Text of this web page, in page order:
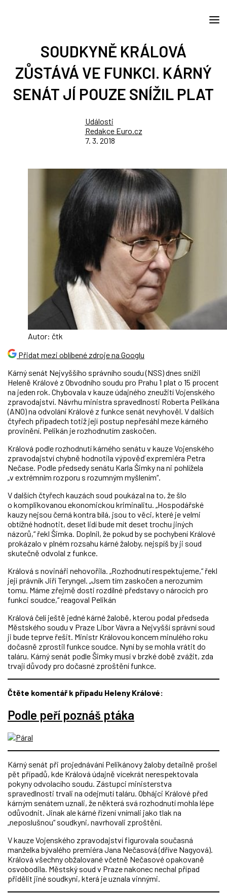
SOUDKYNĚ KRÁLOVÁ
ZŮSTÁVÁ VE FUNKCI. KÁRNÝ
SENÁT JÍ POUZE SNÍŽIL PLAT
Události
Redakce Euro.cz
7. 3. 2018
Autor: čtk
Přidat mezi oblíbené zdroje na Googlu
Kárný senát Nejvyššího správního soudu (NSS) dnes snížil
Heleně Králové z Obvodního soudu pro Prahu 1 plat o 15 procent
na jeden rok. Chybovala v kauze údajného zneužití Vojenského
zpravodajství. Návrhu ministra spravedlnosti Roberta Pelikána
(ANO) na odvolání Králové z funkce senát nevyhověl. V dalších
čtyřech případech totiž její postup nepřesáhl meze kárného
provinění. Pelikán je rozhodnutím zaskočen.
Králová podle rozhodnutí kárného senátu v kauze Vojenského
zpravodajství chybně hodnotila výpověď expremiéra Petra
Nečase. Podle předsedy senátu Karla Šimky na ni pohlížela
„v extrémním rozporu s rozumným myšlením“.
V dalších čtyřech kauzách soud poukázal na to, že šlo
o komplikovanou ekonomickou kriminalitu. „Hospodářské
kauzy nejsou černá kontra bílá, jsou to věci, které je velmi
obtížné hodnotit, deset lidí bude mít deset trochu jiných
názorů,“ řekl Šimka. Doplnil, že pokud by se pochybení Králové
prokázalo v plném rozsahu kárné žaloby, nejspíš by ji soud
skutečně odvolal z funkce.
Králová s novináři nehovořila. „Rozhodnutí respektujeme,“ řekl
její právník Jiří Teryngel. „Jsem tím zaskočen a nerozumím
tomu. Máme zřejmě dosti rozdílné představy o nárocích pro
funkci soudce,“ reagoval Pelikán
Králová čelí ještě jedné kárné žalobě, kterou podal předseda
Městského soudu v Praze Libor Vávra a Nejvyšší správní soud
ji bude teprve řešit. Ministr Královou koncem minulého roku
dočasně zprostil funkce soudce. Nyní by se mohla vrátit do
taláru. Kárný senát podle Šimky musí v brzké době zvážit, zda
trvají důvody pro dočasné zproštění funkce.
Čtěte komentář k případu Heleny Králové:
Podle peří poznáš ptáka
Kárný senát při projednávání Pelikánovy žaloby detailně prošel
pět případů, kde Králová údajně vícekrát nerespektovala
pokyny odvolacího soudu. Zástupci ministerstva
spravedlnosti trvali na odejmutí taláru. Obhájci Králové před
kárným senátem uznali, že některá svá rozhodnutí mohla lépe
odůvodnit. Jinak ale kárné řízení vnímali jako tlak na
„neposlušnou“ soudkyni, navrhovali zproštění.
V kauze Vojenského zpravodajství figurovala současná
manželka bývalého premiéra Jana Nečasová (dříve Nagyová).
Králová všechny obžalované včetně Nečasové opakovaně
osvobodila. Městský soud v Praze nakonec nechal případ
přidělit jiné soudkyni, která je uznala vinnými.